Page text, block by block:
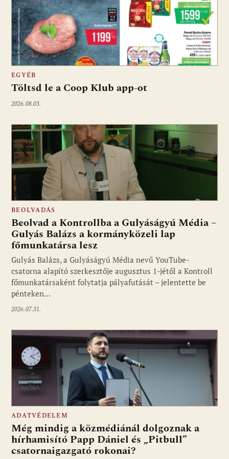
EGYÉB
Töltsd le a Coop Klub app-ot
2026.08.03.
BEOLVADÁS
Beolvad a Kontrollba a Gulyáságyú Média –
Gulyás Balázs a kormányközeli lap
főmunkatársa lesz
Gulyás Balázs, a Gulyáságyú Média nevű YouTube-
csatorna alapító szerkesztője augusztus 1-jétől a Kontroll
főmunkatársaként folytatja pályafutását – jelentette be
pénteken…
2026.07.31.
ADATVÉDELEM
Még mindig a közmédiánál dolgoznak a
hírhamisító Papp Dániel és „Pitbull”
csatornaigazgató rokonai?